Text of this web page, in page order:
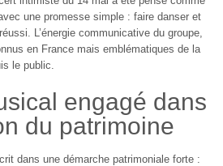
une promesse simple : faire danser et
L’énergie communicative du groupe,
en France mais emblématiques de la
le public.
engagé dans
du patrimoine
dans une démarche patrimoniale forte :